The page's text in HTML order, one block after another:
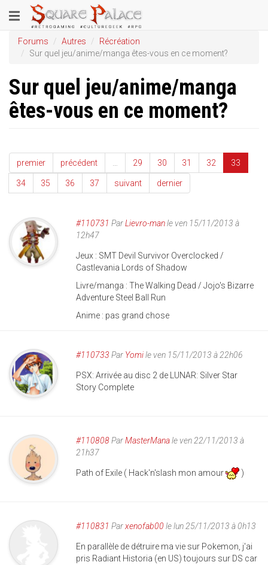
au
contenu
principal
Toggle
navigation
Forums Autres
Récréation
Sur quel jeu/anime/manga êtes-vous en ce moment?
Sur quel jeu/anime/manga
êtes-vous en ce moment?
premier précédent 29 30 31 32 33
34 35 36 37 suivant dernier
#110731 ParLievro-manle ven 15/11/2013 à
12h47
Jeux : SMT Devil Survivor Overclocked /
Castlevania Lords of Shadow
Livre/manga : The Walking Dead / Jojo's Bizarre
Adventure Steel Ball Run
Anime : pas grand chose
#110733 Par Yomile ven 15/11/2013 à 22h06
PSX: Arrivée au disc 2 de LUNAR: Silver Star
Story Complete
#110808ParMasterManale ven 22/11/2013 à
21h37
Path of Exile ( Hack'n'slash mon amour )
#110831 Parxenofab00 le lun 25/11/2013 à 0h13
En parallèle de détruire ma vie sur Pokemon, j'ai
pris Radiant Historia (en US) toujours sur DS car